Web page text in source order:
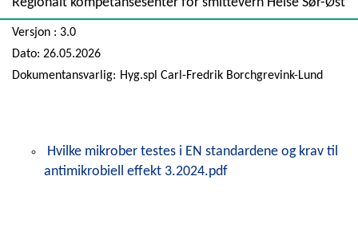
Versjon : 3.0
Dato: 26.05.2026
Dokumentansvarlig: Hyg.spl Carl-Fredrik Borchgrevink-Lund
Hvilke mikrober testes i EN standardene og krav til
antimikrobiell effekt 3.2024.pdf